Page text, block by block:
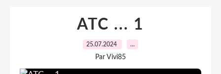
ATC ... 1
25.07.2024 …
Par Vivi85